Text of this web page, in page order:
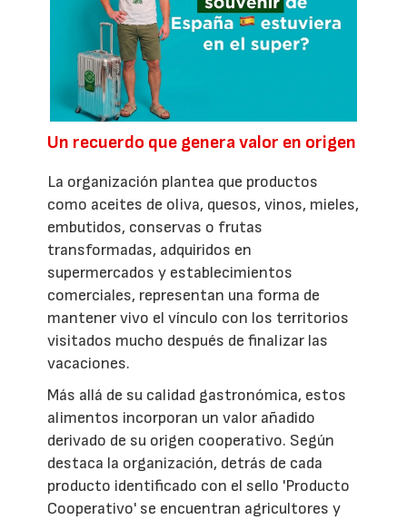
Un recuerdo que genera valor en origen
La organización plantea que productos
como aceites de oliva, quesos, vinos, mieles,
embutidos, conservas o frutas
transformadas, adquiridos en
supermercados y establecimientos
comerciales, representan una forma de
mantener vivo el vínculo con los territorios
visitados mucho después de finalizar las
vacaciones.
Más allá de su calidad gastronómica, estos
alimentos incorporan un valor añadido
derivado de su origen cooperativo. Según
destaca la organización, detrás de cada
producto identificado con el sello 'Producto
Cooperativo' se encuentran agricultores y